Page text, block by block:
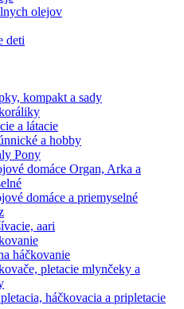
olejov
deti
kompakt a sady
a látacie
a hobby
Pony
domáce Organ, Arka a
domáce a priemyselné
aari
háčkovanie
pletacie mlynčeky a
háčkovacia a pripletacie